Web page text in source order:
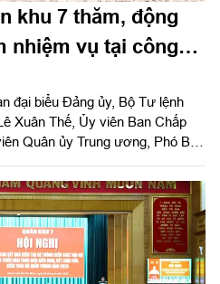
khu 7 thăm, động
vụ tại công
đại biểu Đảng ủy, Bộ Tư lệnh
Xuân Thế, Ủy viên Ban Chấp
Quân ủy Trung ương, Phó Bí
Tổng Bí thư Trần Phú, các anh
lực lượng đang làm nhiệm vụ tại
phố Hồ Chí Minh.